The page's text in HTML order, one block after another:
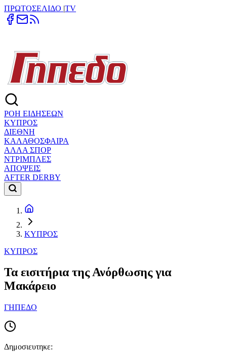
ΠΡΩΤΟΣΕΛΙΔΟ |TV
ΡΟΗ ΕΙΔΗΣΕΩΝ
ΚΥΠΡΟΣ
ΔΙΕΘΝΗ
ΚΑΛΑΘΟΣΦΑΙΡΑ
ΑΛΛΑ ΣΠΟΡ
ΝΤΡΙΜΠΛΕΣ
ΑΠΟΨΕΙΣ
AFTER DERBY
ΚΥΠΡΟΣ
ΚΥΠΡΟΣ
Τα εισιτήρια της Ανόρθωσης για
Μακάρειο
ΓΗΠΕΔΟ
Δημοσιευτηκε: